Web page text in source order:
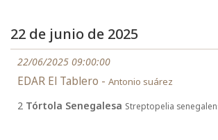
22 de junio de 2025
22/06/2025 09:00:00
EDAR El Tablero - Antonio suárez
2 Tórtola Senegalesa Streptopelia